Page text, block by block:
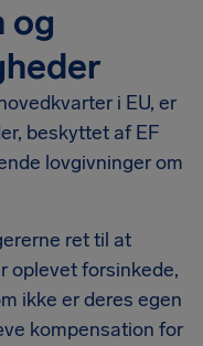
og
i EU, er
beskyttet af EF
lovgivninger om
ret til at
oplevet forsinkede,
ikke er deres egen
kompensation for